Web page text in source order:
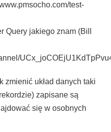
test-
Query jakiego znam (Bill
zmienić układ danych taki
zapisane są
się w osobnych